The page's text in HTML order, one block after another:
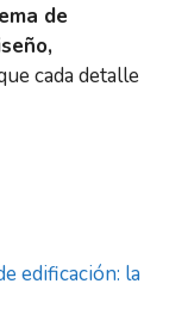
de
cada detalle
edificación: la